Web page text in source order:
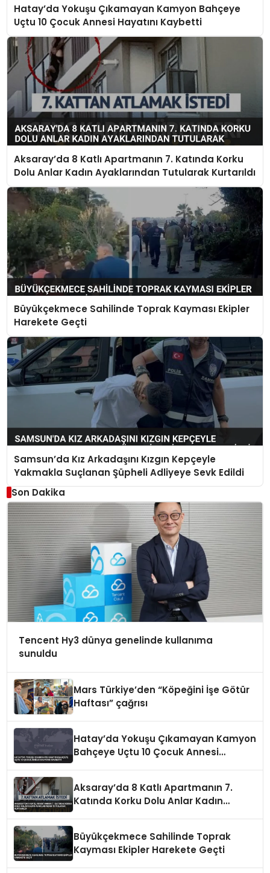
Hatay’da Yokuşu Çıkamayan Kamyon Bahçeye
Uçtu 10 Çocuk Annesi Hayatını Kaybetti
Aksaray’da 8 Katlı Apartmanın 7. Katında Korku
Dolu Anlar Kadın Ayaklarından Tutularak Kurtarıldı
Büyükçekmece Sahilinde Toprak Kayması Ekipler
Harekete Geçti
Samsun’da Kız Arkadaşını Kızgın Kepçeyle
Yakmakla Suçlanan Şüpheli Adliyeye Sevk Edildi
Son Dakika
Tencent Hy3 dünya genelinde kullanıma
sunuldu
Mars Türkiye’den “Köpeğini İşe Götür
Haftası” çağrısı
Hatay’da Yokuşu Çıkamayan Kamyon
Bahçeye Uçtu 10 Çocuk Annesi
Aksaray’da 8 Katlı Apartmanın 7.
Katında Korku Dolu Anlar Kadın
Büyükçekmece Sahilinde Toprak
Kayması Ekipler Harekete Geçti